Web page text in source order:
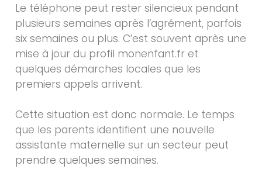
Le téléphone peut rester silencieux pendant
plusieurs semaines après l’agrément, parfois
six semaines ou plus. C’est souvent après une
mise à jour du profil monenfant.fr et
quelques démarches locales que les
premiers appels arrivent.
Cette situation est donc normale. Le temps
que les parents identifient une nouvelle
assistante maternelle sur un secteur peut
prendre quelques semaines.